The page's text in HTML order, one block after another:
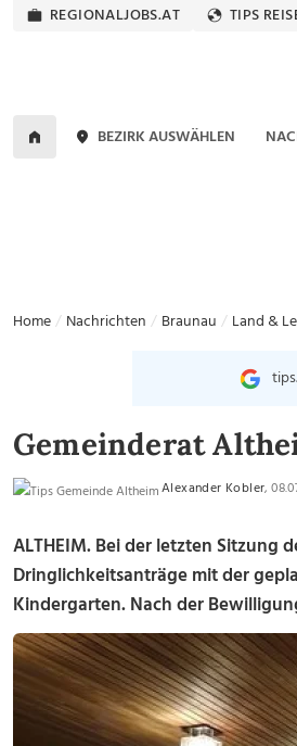
REGIONALJOBS.AT TIPS
BEZIRK AUSWÄHLEN
Home Nachrichten Braunau Land &
Gemeinderat
Alexander Kobler,
ALTHEIM. Bei der letzten Sitzung
Dringlichkeitsanträge mit der
Kindergarten. Nach der